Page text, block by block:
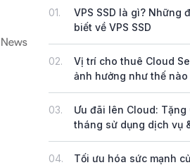
01.
VPS SSD là gì? Những
biết về VPS SSD
02.
Vị trí cho thuê Cloud
ảnh hưởng như thế nào
hiệu suất dịch vụ thuê
Cloud?
03.
Ưu đãi lên Cloud: Tặng
tháng sử dụng dịch vụ
khấu lên đến 20 triệu
04.
Tối ưu hóa sức mạnh